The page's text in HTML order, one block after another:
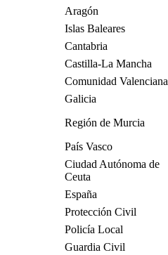
Aragón
Islas Baleares
Cantabria
Castilla-La Mancha
Comunidad Valenciana
Galicia
Región de Murcia
País Vasco
Ciudad Autónoma de
Ceuta
España
Protección Civil
Policía Local
Guardia Civil